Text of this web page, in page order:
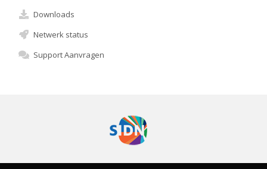
Downloads
Netwerk status
Support Aanvragen